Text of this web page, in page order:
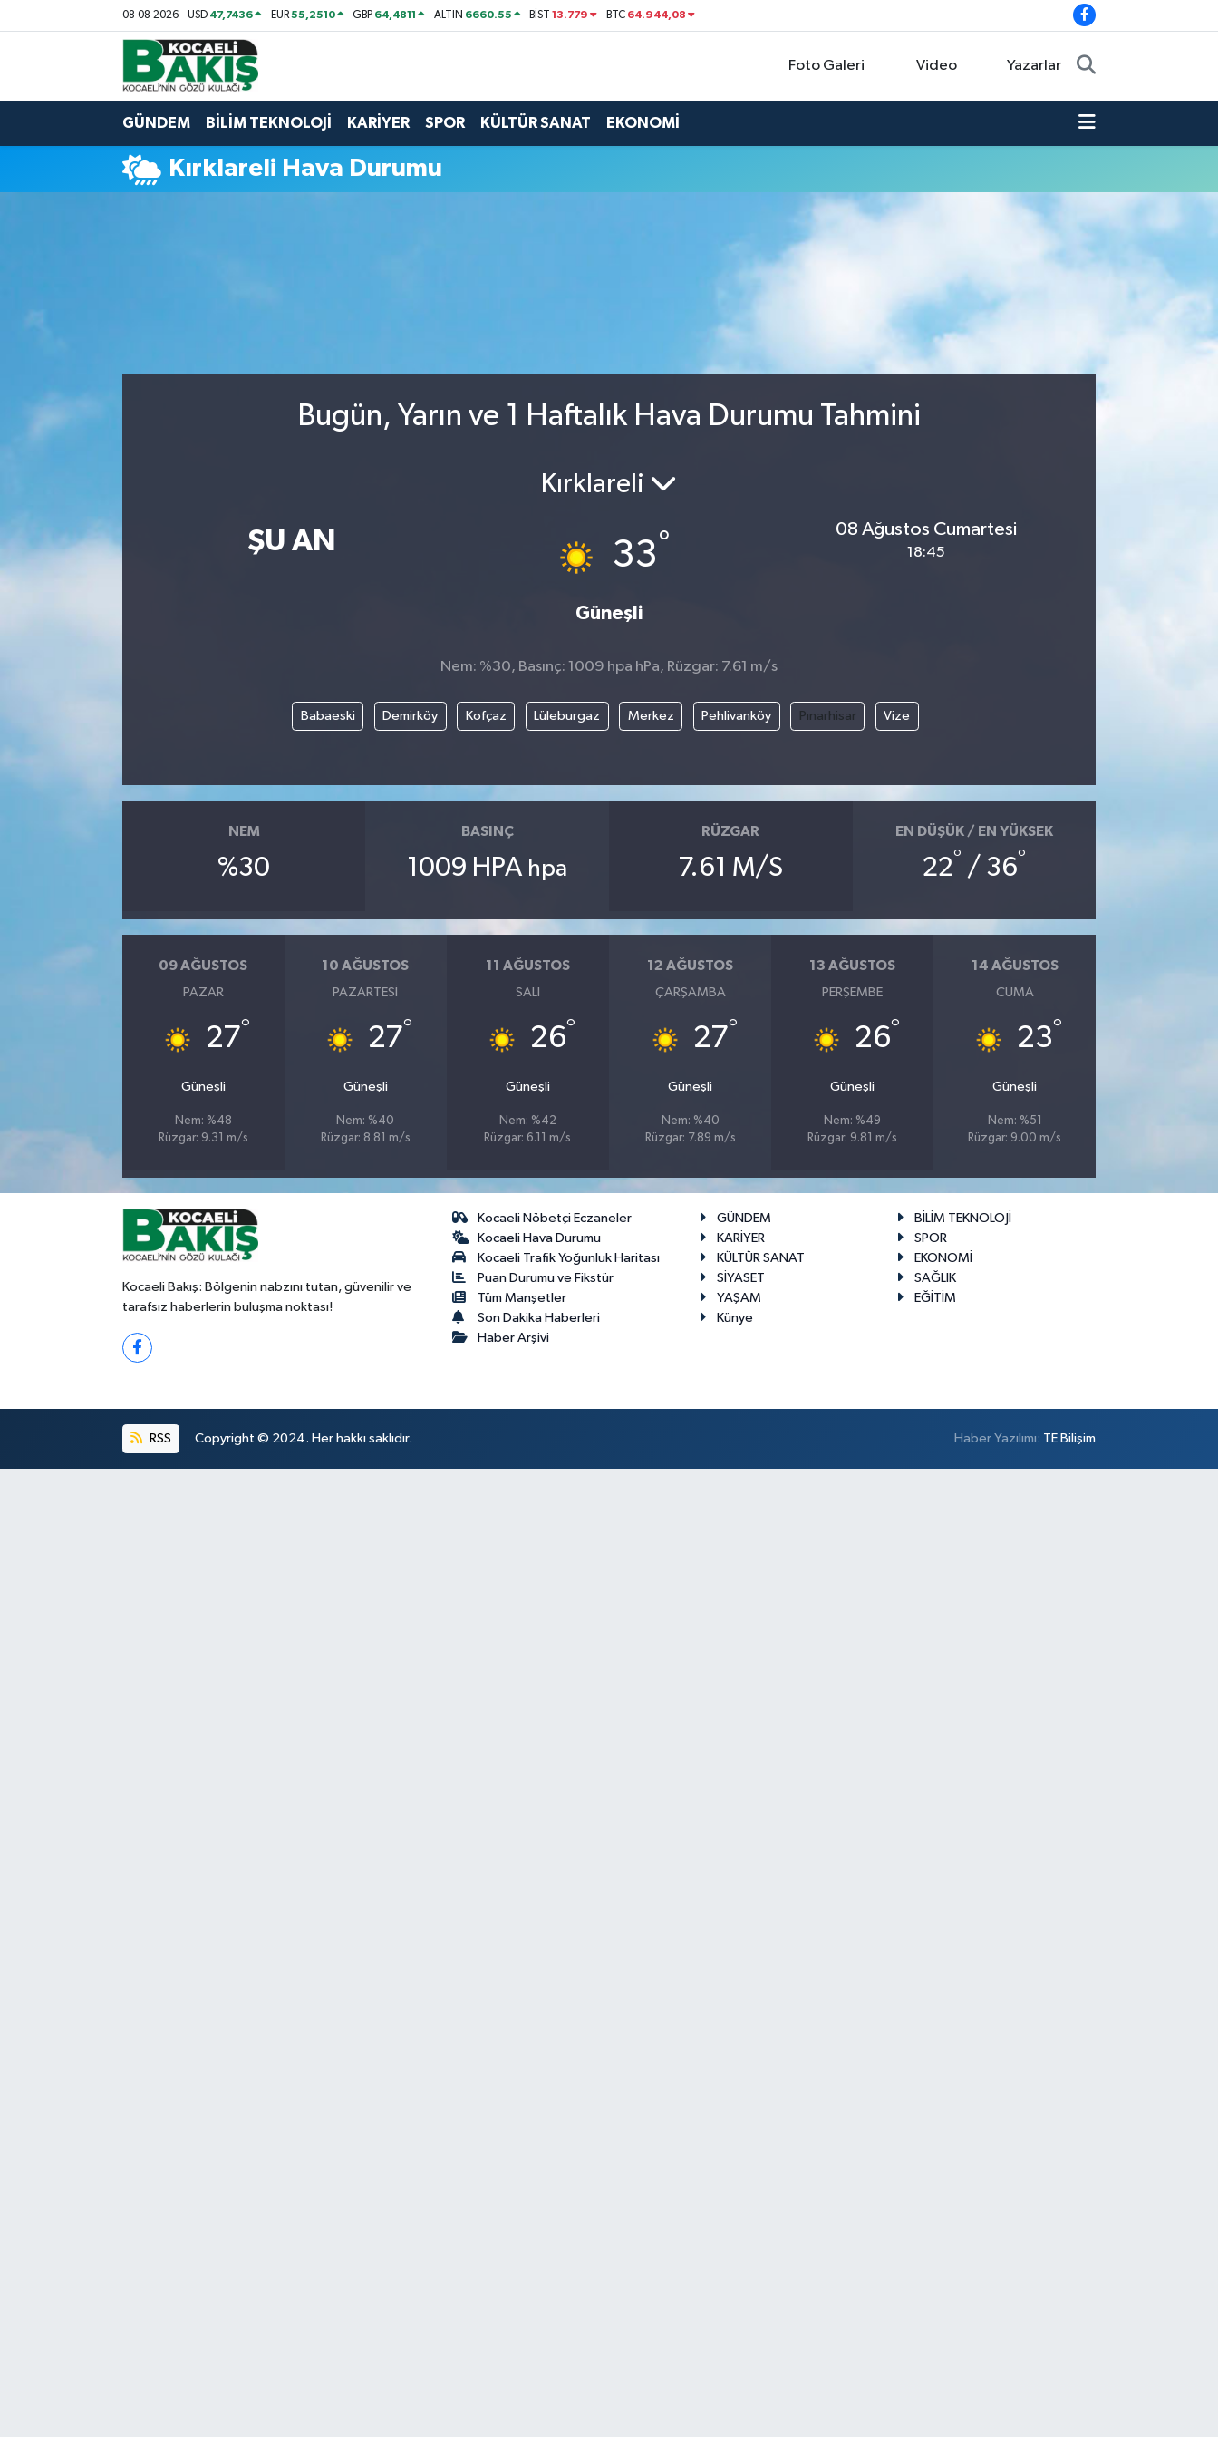
08-08-2026 USD 47,7436 EUR55,2510 GBP 64,4811 ALTIN 6660.55 BİST13.779 BTC 64.944,08
Foto Galeri Video Yazarlar
GÜNDEM BİLİM TEKNOLOJİ KARİYER SPOR KÜLTÜR SANAT EKONOMİ
Kırklareli Hava Durumu
Bugün, Yarın ve 1 Haftalık Hava Durumu Tahmini
ŞU AN
Kırklareli
33°
Güneşli
08 Ağustos Cumartesi
18:45
Nem: %30, Basınç: 1009 hpa hPa, Rüzgar: 7.61 m/s
Babaeski Demirköy Kofçaz Lüleburgaz Merkez Pehlivanköy Pınarhisar Vize
NEM
%30
BASINÇ
1009 HPA hpa
RÜZGAR
7.61 M/S
EN DÜŞÜK / EN YÜKSEK
22° / 36°
09 AĞUSTOS
PAZAR
27°
Güneşli
Nem: %48
Rüzgar: 9.31 m/s
10 AĞUSTOS
PAZARTESI
27°
Güneşli
Nem: %40
Rüzgar: 8.81 m/s
11 AĞUSTOS
SALI
26°
Güneşli
Nem: %42
Rüzgar: 6.11 m/s
12 AĞUSTOS
ÇARŞAMBA
27°
Güneşli
Nem: %40
Rüzgar: 7.89 m/s
13 AĞUSTOS
PERŞEMBE
26°
Güneşli
Nem: %49
Rüzgar: 9.81 m/s
14 AĞUSTOS
CUMA
23°
Güneşli
Nem: %51
Rüzgar: 9.00 m/s
Kocaeli Bakış: Bölgenin nabzını tutan, güvenilir ve
tarafsız haberlerin buluşma noktası!
Kocaeli Nöbetçi Eczaneler
Kocaeli Hava Durumu
Kocaeli Trafik Yoğunluk Haritası
Puan Durumu ve Fikstür
Tüm Manşetler
Son Dakika Haberleri
Haber Arşivi
GÜNDEM
BİLİM TEKNOLOJİ
KARİYER
SPOR
KÜLTÜR SANAT
EKONOMİ
SİYASET
SAĞLIK
YAŞAM
EĞİTİM
Künye
RSS Copyright © 2024. Her hakkı saklıdır. Haber Yazılımı: TE Bilişim
Kocaeli Nöbetçi Eczaneler
Kocaeli Hava Durumu
Kocaeli Trafik Yoğunluk Haritası